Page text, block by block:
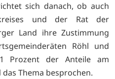
sich danach, ob auch
und der Rat der
Land ihre Zustimmung
Röhl und
Prozent der Anteile am
Thema besprochen.